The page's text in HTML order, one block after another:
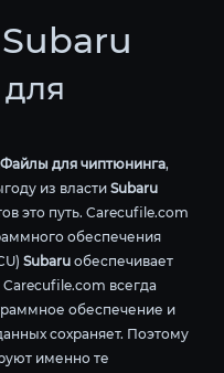
для чиптюнинга,
из власти Subaru
это путь. Carecufile.com
обеспечения
Subaru обеспечивает
всегда
обеспечение и
сохраняет. Поэтому
именно те